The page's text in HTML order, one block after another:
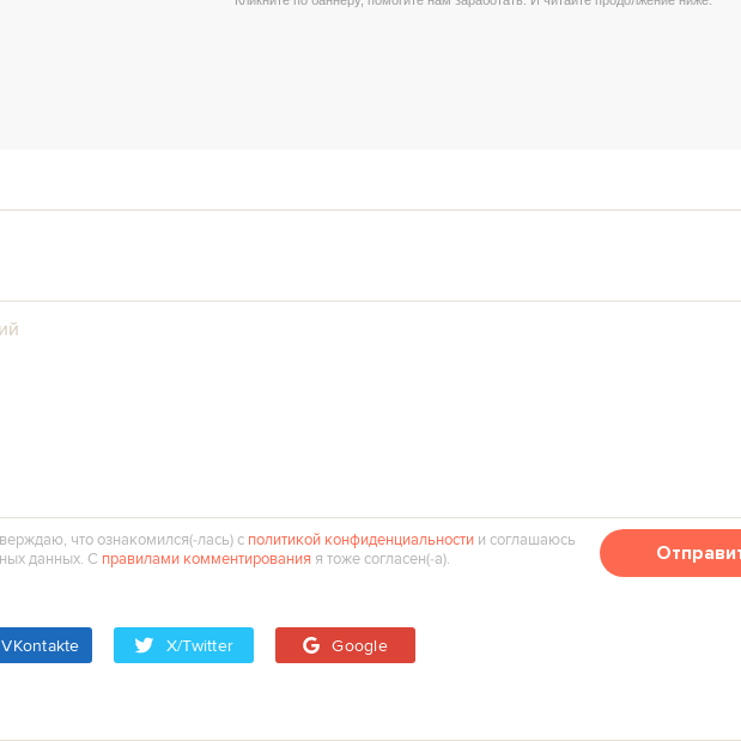
что ознакомился(‑лась) с политикой конфиденциальности и соглашаюсь
данных. С правилами комментирования я тоже согласен(‑а).
VKontakte X/Twitter Google